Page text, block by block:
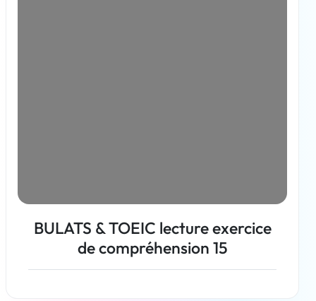
BULATS & TOEIC lecture exercice
de compréhension 15